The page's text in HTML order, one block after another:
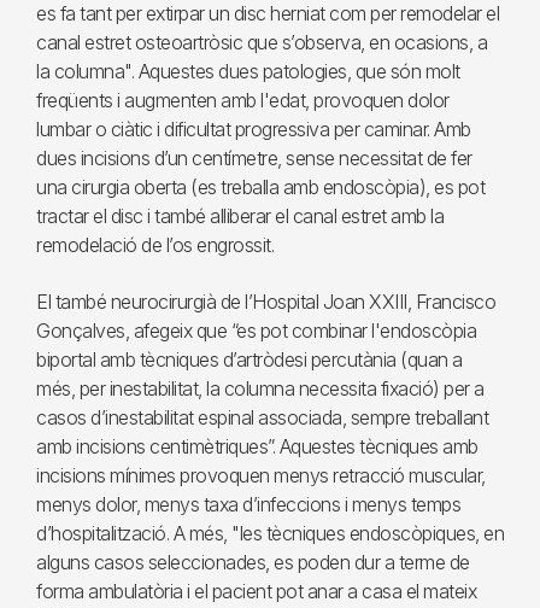
es fa tant per extirpar un disc herniat com per remodelar el
canal estret osteoartròsic que s’observa, en ocasions, a
la columna". Aquestes dues patologies, que són molt
freqüents i augmenten amb l'edat, provoquen dolor
lumbar o ciàtic i dificultat progressiva per caminar. Amb
dues incisions d’un centímetre, sense necessitat de fer
una cirurgia oberta (es treballa amb endoscòpia), es pot
tractar el disc i també alliberar el canal estret amb la
remodelació de l’os engrossit.
El també neurocirurgià de l’Hospital Joan XXIII, Francisco
Gonçalves, afegeix que “es pot combinar l'endoscòpia
biportal amb tècniques d’artròdesi percutània (quan a
més, per inestabilitat, la columna necessita fixació) per a
casos d’inestabilitat espinal associada, sempre treballant
amb incisions centimètriques”. Aquestes tècniques amb
incisions mínimes provoquen menys retracció muscular,
menys dolor, menys taxa d’infeccions i menys temps
d’hospitalització. A més, "les tècniques endoscòpiques, en
alguns casos seleccionades, es poden dur a terme de
forma ambulatòria i el pacient pot anar a casa el mateix